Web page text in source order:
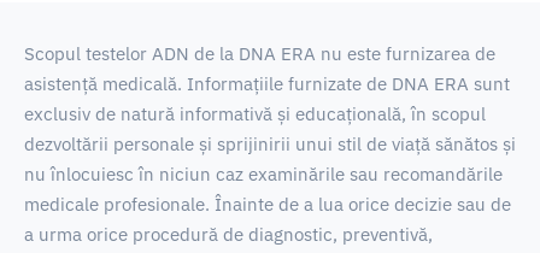
Scopul testelor ADN de la DNA ERA nu este furnizarea de
asistență medicală. Informațiile furnizate de DNA ERA sunt
exclusiv de natură informativă și educațională, în scopul
dezvoltării personale și sprijinirii unui stil de viață sănătos și
nu înlocuiesc în niciun caz examinările sau recomandările
medicale profesionale. Înainte de a lua orice decizie sau de
a urma orice procedură de diagnostic, preventivă,